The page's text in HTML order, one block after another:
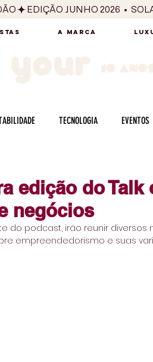
A MARCA
TECNOLOGIA EVENTOS
SEXUALIDADE MULHER
edição do Talk
negócios
do podcast, irão reunir diversos
empreendedorismo e suas